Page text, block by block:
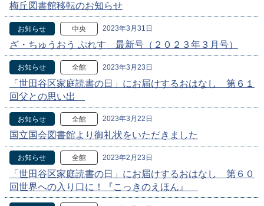
梅丘図書館移転のお知らせ
お知らせ 中央 2023年3月31日
ざ・ちゅうおう ぷれす 最新号（２０２３年３月号）
お知らせ 全館 2023年3月23日
「世田谷区家庭読書の日」にお届けするおはなし 第６１
回父との思い出
お知らせ 全館 2023年3月22日
国立国会図書館より御礼状をいただきました
お知らせ 全館 2023年2月23日
「世田谷区家庭読書の日」にお届けするおはなし 第６０
回世界への入り口に！『こっきのえほん』